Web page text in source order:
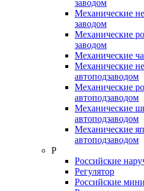
заводом
Механические
заводом
Механические
заводом
Механические
Механические
автоподзаводом
Механические
автоподзаводом
Механические
автоподзаводом
Механические
автоподзаводом
Р
Российские
Регулятор
Российские